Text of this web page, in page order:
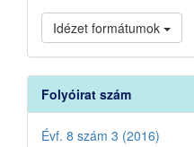
Idézet formátumok
Folyóirat szám
Évf. 8 szám 3 (2016)